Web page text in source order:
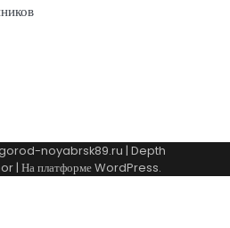
noyabrsk89.ru | Depth
| На платформеWordPress.